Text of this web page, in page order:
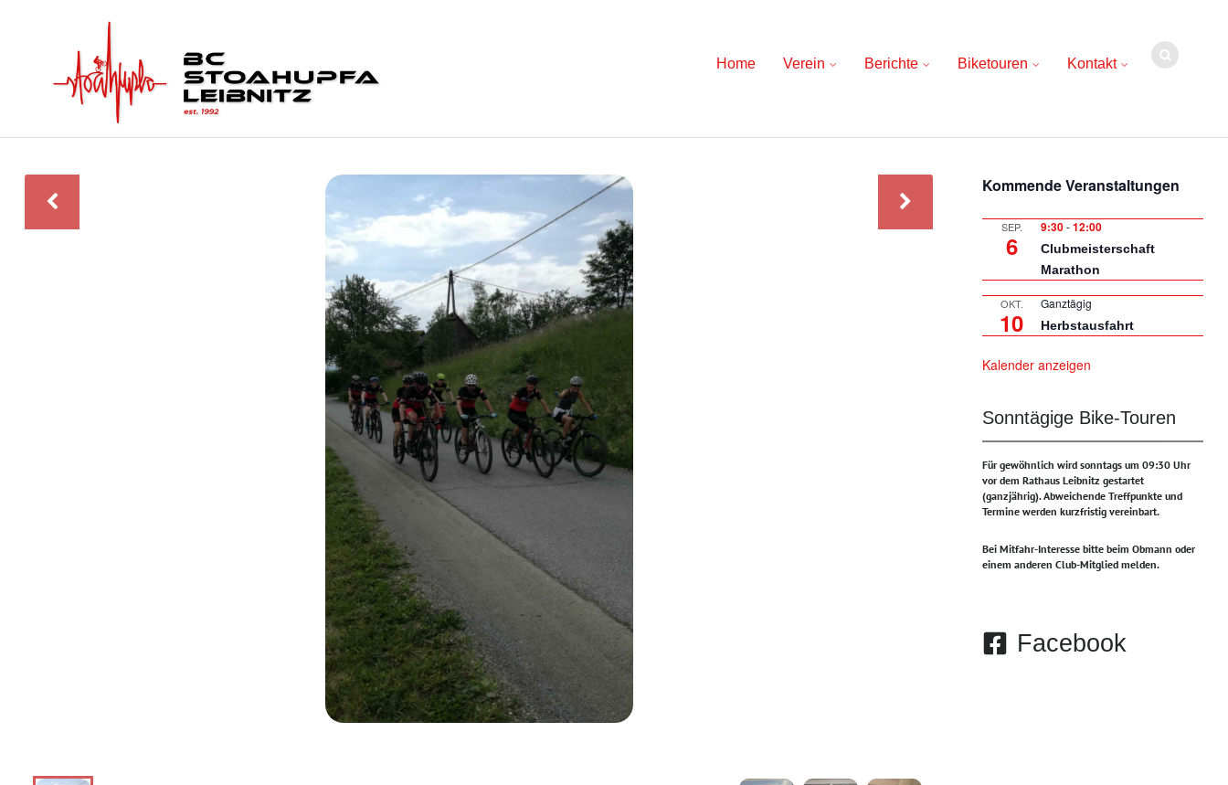
Home Verein Berichte Biketouren Kontakt
content
Kommende Veranstaltungen
SEP.
6
9:30-12:00
Clubmeisterschaft
Marathon
OKT.
10
Ganztägig
Herbstausfahrt
Kalender anzeigen
Sonntägige Bike-Touren
Für gewöhnlich wird sonntags um 09:30 Uhr
vor dem Rathaus Leibnitz gestartet
(ganzjährig).Abweichende Treffpunkte und
Termine werden kurzfristig vereinbart.
Bei Mitfahr-Interesse bitte beim Obmann oder
einem anderen Club-Mitglied melden.
Facebook